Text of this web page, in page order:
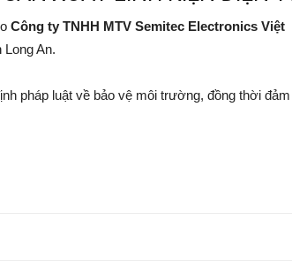
Công ty TNHH MTV Semitec Electronics Việt
Long An.
pháp luật về bảo vệ môi trường, đồng thời đảm